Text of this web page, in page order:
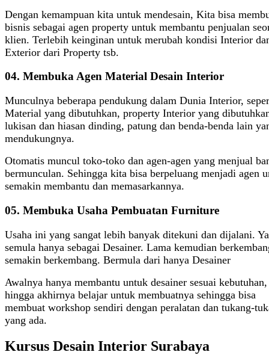
Dengan kemampuan kita untuk mendesain, Kita bisa
bisnis sebagai agen property untuk membantu penjualan
klien. Terlebih keinginan untuk merubah kondisi Interior
Exterior dari Property tsb.
04. Membuka Agen Material Desain Interior
Munculnya beberapa pendukung dalam Dunia Interior,
Material yang dibutuhkan, property Interior yang
lukisan dan hiasan dinding, patung dan benda-benda lain
mendukungnya.
Otomatis muncul toko-toko dan agen-agen yang menjual
bermunculan. Sehingga kita bisa berpeluang menjadi agen
semakin membantu dan memasarkannya.
05. Membuka Usaha Pembuatan Furniture
Usaha ini yang sangat lebih banyak ditekuni dan dijalani.
semula hanya sebagai Desainer. Lama kemudian
semakin berkembang. Bermula dari hanya Desainer
Awalnya hanya membantu untuk desainer sesuai kebutuhan,
hingga akhirnya belajar untuk membuatnya sehingga bisa
membuat workshop sendiri dengan peralatan dan tukang-
yang ada.
Kursus Desain Interior Surabaya